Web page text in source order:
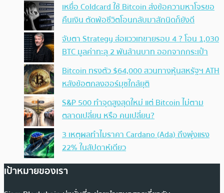
เหยื่อ Coldcard ใช้ Bitcoin ส่งข้อความหาโจรขอ
คืนเงิน ตัดพ้อชีวิตโอนกลับมาสักนิดก็ยังดี
จับตา Strategy ส่อแววเทขายรอบ 4 ? โอน 1,030
BTC มูลค่าทะลุ 2 พันล้านบาท ออกจากกระเป๋า
Bitcoin ทรงตัว $64,000 สวนทางหุ้นสหรัฐฯ ATH
หลังข้อตกลงฮอร์มุซใกล้ยุติ
S&P 500 ทำจุดสูงสุดใหม่ แต่ Bitcoin ไม่ตาม
ตลาดเปลี่ยน หรือ คนเปลี่ยน?
3 เหตุผลทำไมราคา Cardano (Ada) ถึงพุ่งแรง
22% ในสัปดาห์เดียว
เป้าหมายของเรา